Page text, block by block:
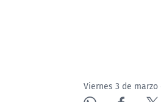
Viernes 3 de marzo